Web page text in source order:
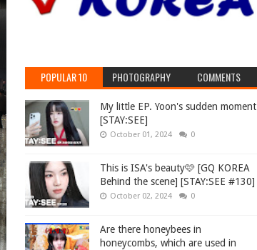
POPULAR 10 PHOTOGRAPHY COMMENTS
My little EP. Yoon's sudden moment
[STAY:SEE]
October 01, 2024 0
This is ISA's beauty🩷 [GQ KOREA
Behind the scene] [STAY:SEE #130]
October 02, 2024 0
Are there honeybees in
honeycombs, which are used in